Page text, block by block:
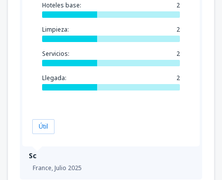
Sc
France,Julio 2025
Hoteles base: 2
Limpieza: 2
Servicios: 2
Llegada: 2
Útil